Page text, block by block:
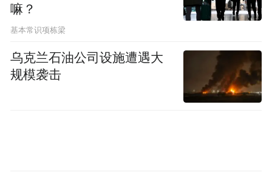
嘛？
基本常识项栋梁
乌克兰石油公司设施遭遇大
规模袭击